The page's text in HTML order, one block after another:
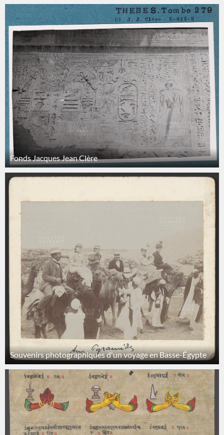
Fonds Jacques Jean Clère
Souvenirs photographiques d'un voyage en Basse-Égypte